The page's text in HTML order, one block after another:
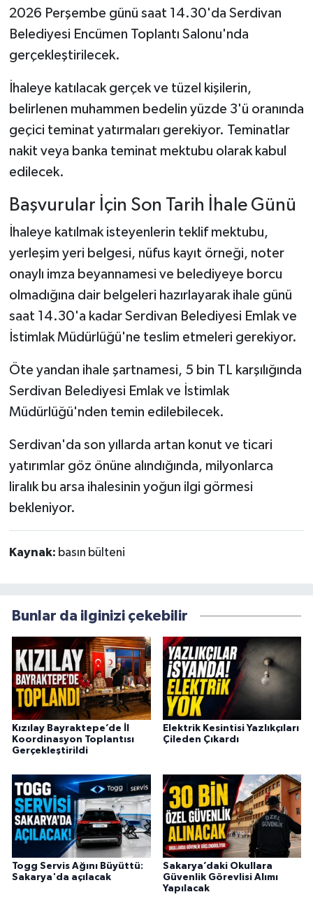
2026 Perşembe günü saat 14.30'da Serdivan
Belediyesi Encümen Toplantı Salonu'nda
gerçekleştirilecek.
İhaleye katılacak gerçek ve tüzel kişilerin,
belirlenen muhammen bedelin yüzde 3'ü oranında
geçici teminat yatırmaları gerekiyor. Teminatlar
nakit veya banka teminat mektubu olarak kabul
edilecek.
Başvurular İçin Son Tarih İhale Günü
İhaleye katılmak isteyenlerin teklif mektubu,
yerleşim yeri belgesi, nüfus kayıt örneği, noter
onaylı imza beyannamesi ve belediyeye borcu
olmadığına dair belgeleri hazırlayarak ihale günü
saat 14.30'a kadar Serdivan Belediyesi Emlak ve
İstimlak Müdürlüğü'ne teslim etmeleri gerekiyor.
Öte yandan ihale şartnamesi, 5 bin TL karşılığında
Serdivan Belediyesi Emlak ve İstimlak
Müdürlüğü'nden temin edilebilecek.
Serdivan'da son yıllarda artan konut ve ticari
yatırımlar göz önüne alındığında, milyonlarca
liralık bu arsa ihalesinin yoğun ilgi görmesi
bekleniyor.
Kaynak: basın bülteni
Bunlar da ilginizi çekebilir
Kızılay Bayraktepe’de İl
Koordinasyon Toplantısı
Gerçekleştirildi
Elektrik Kesintisi Yazlıkçıları
Çileden Çıkardı
Togg Servis Ağını Büyüttü:
Sakarya'da açılacak
Sakarya’daki Okullara
Güvenlik Görevlisi Alımı
Yapılacak